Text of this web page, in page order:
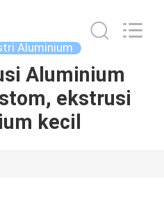
Aluminium
Aluminium
ekstrusi
kecil